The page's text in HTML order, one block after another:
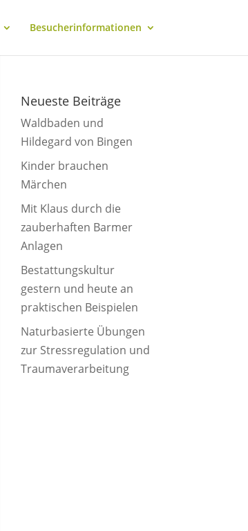
Besucherinformationen
Neueste Beiträge
Waldbaden und
Hildegard von Bingen
Kinder brauchen
Märchen
Mit Klaus durch die
zauberhaften Barmer
Anlagen
Bestattungskultur
gestern und heute an
praktischen Beispielen
Naturbasierte Übungen
zur Stressregulation und
Traumaverarbeitung